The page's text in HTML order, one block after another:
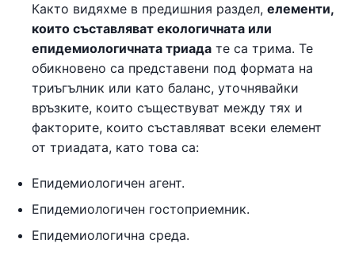
Както видяхме в предишния раздел, елементи,
които съставляват екологичната или
епидемиологичната триада те са трима. Те
обикновено са представени под формата на
триъгълник или като баланс, уточнявайки
връзките, които съществуват между тях и
факторите, които съставляват всеки елемент
от триадата, като това са:
Епидемиологичен агент.
Епидемиологичен гостоприемник.
Епидемиологична среда.